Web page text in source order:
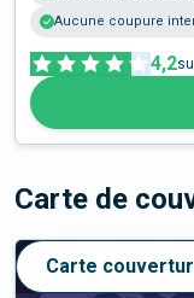
Aucune coupure
4,2
Carte de
Carte